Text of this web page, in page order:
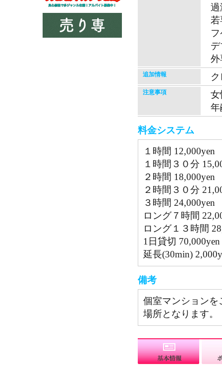
過
外
追加情報
注意事項
女
年
料金システム
１時間 12,000yen
１時間３０分
２時間 18,000yen
２時間３０分
３時間 24,000yen
ロング７時間
ロング１３時間
1日貸切 70,000yen
延長(30min)
備考
個室マンションを
場所となります。